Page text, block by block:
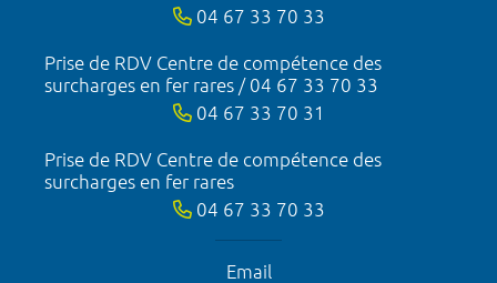
04 67 33 70 33
Prise de RDV Centre de compétence des
surcharges en fer rares / 04 67 33 70 33
04 67 33 70 31
Prise de RDV Centre de compétence des
surcharges en fer rares
04 67 33 70 33
Email